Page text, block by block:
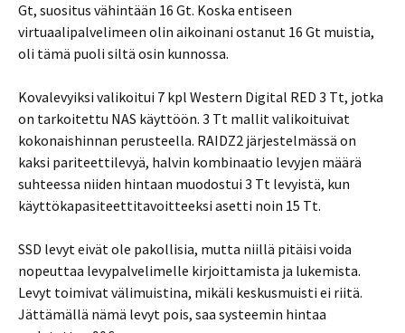
Gt, suositus vähintään 16 Gt. Koska entiseen
virtuaalipalvelimeen olin aikoinani ostanut 16 Gt muistia,
oli tämä puoli siltä osin kunnossa.
Kovalevyiksi valikoitui 7 kpl Western Digital RED 3 Tt, jotka
on tarkoitettu NAS käyttöön. 3 Tt mallit valikoituivat
kokonaishinnan perusteella. RAIDZ2 järjestelmässä on
kaksi pariteettilevyä, halvin kombinaatio levyjen määrä
suhteessa niiden hintaan muodostui 3 Tt levyistä, kun
käyttökapasiteettitavoitteeksi asetti noin 15 Tt.
SSD levyt eivät ole pakollisia, mutta niillä pitäisi voida
nopeuttaa levypalvelimelle kirjoittamista ja lukemista.
Levyt toimivat välimuistina, mikäli keskusmuisti ei riitä.
Jättämällä nämä levyt pois, saa systeemin hintaa